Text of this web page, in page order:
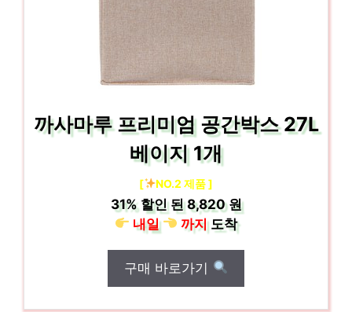
까사마루 프리미엄 공간박스 27L
베이지 1개
[ NO.2 제품 ]
31%할인 된8,820 원
내일
까지도착
구매 바로가기